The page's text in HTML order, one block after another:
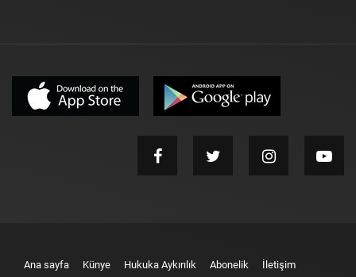
Ana sayfa Künye Hukuka Aykırılık Abonelik İletişim